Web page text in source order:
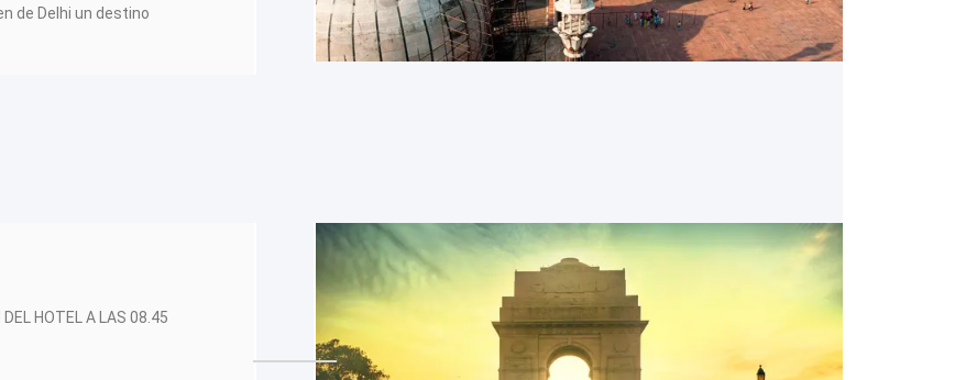
de Delhi un destino
DEL HOTEL A LAS 08.45